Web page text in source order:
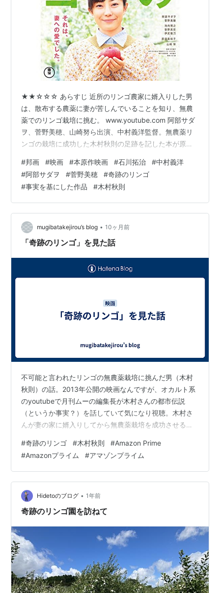
★★☆☆☆ あらすじ 近所のリンゴ農家に婿入りした男
は、散布する農薬に妻が苦しんでいることを知り、無農
薬でのリンゴ栽培に挑む。 www.youtube.com 阿部サダ
ヲ、菅野美穂、山崎努ら出演、中村義洋監督。無農薬リ
ンゴの栽培に成功した木村秋則の足跡を記した本が原作
栽培に挑む男が主人公だ。序盤は、なんでも分解してし
まうような、仕組みを調べるのが好きだった子ども時代
のエピソードがコミカルに描かれる。しかし、そのコミ
カル具合は中途半端で、空回り気味だ。子役から主演の
阿部サダヲに切り替わるまでは、若干しんどかった。 そ
して、実家近くのリンゴ農…
#邦画 #映画 #本原作映画 #石川拓治 #中村義洋
#阿部サダヲ #菅野美穂 #奇跡のリンゴ
#事実を基にした作品 #木村秋則
mugibatakejirou’s blog • 10ヶ月前
「奇跡のリンゴ」を見た話
不可能と言われたリンゴの無農薬栽培に挑んだ男（木村
秋則）の話。2013年公開の映画なんですが、オカルト系
のyoutubeで月刊ムーの編集長が木村さんの都市伝説
（というか事実？）を話していて気になり視聴。木村さ
んが妻の家に婿入りしてから無農薬栽培を成功させるま
の体を蝕んでいることから無農薬栽培を始めることを決
意。が、10年くらいずっと失敗し続けて貧乏生活。木村
さんが一番妻を苦しめててなんだかモヤっとする。成功
したから良かったものの、失敗してたら貧乏神だったよ
なって。とはいえ木村さんの無農薬農法は素晴らしいの
で広まってほしいと思います。農薬を作って…
#奇跡のリンゴ #木村秋則 #Amazon Prime
#Amazonプライム #アマゾンプライム
Hidetoのブログ • 1年前
奇跡のリンゴ園を訪ねて